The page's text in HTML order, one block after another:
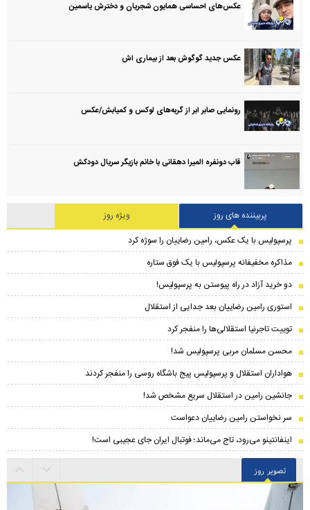
عکس‌های احساسی همایون شجریان و دخترش یاسمین
عکس جدید گوگوش بعد از بیماری اش
رونمایی صابر ابر از گربه‌های لوکس و کمیابش/عکس
قاب دونفره المیرا دهقانی با خانم بازیگر سریال دودکش
پربیننده های روز
ویژه روز
پرسپولیس با یک عکس، رامین رضاییان را سوژه کرد
مذاکره مخفیفانه پرسپولیس با یک فوق ستاره
دو خرید آزاد در راه پیوستن به پرسپولیس!
استوری رامین رضاییان بعد جدایی از استقلال
توییت تاجرنیا استقلالی‌ها را منفجر کرد
محسن مسلمان مربی پرسپولیس شد!
هواداران استقلال و پرسپولیس پیج باشگاه روسی را منفجر کردند
جانشین رامین در استقلال سریع مشخص شد!
سر نخواستن رامین رضاییان دعواست
اینفانتینو می‌رود، تاج می‌ماند؛ فوتبال ایران جای عجیبی است!
تصویر روز